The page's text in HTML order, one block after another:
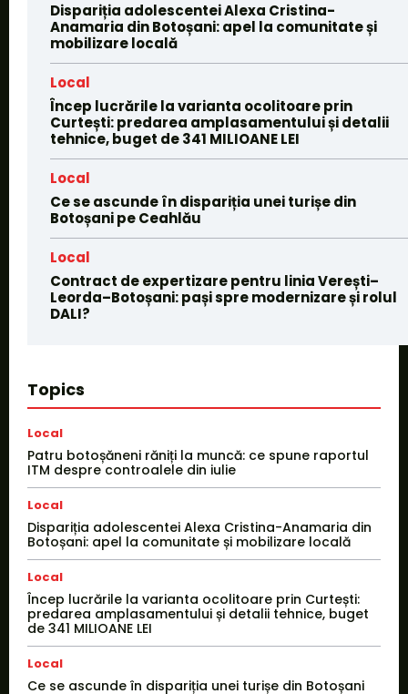
Dispariția adolescentei Alexa Cristina-
Anamaria din Botoșani: apel la comunitate și
mobilizare locală
Local
Încep lucrările la varianta ocolitoare prin
Curtești: predarea amplasamentului și detalii
tehnice, buget de 341 MILIOANE LEI
Local
Ce se ascunde în dispariția unei turișe din
Botoșani pe Ceahlău
Local
Contract de expertizare pentru linia Verești–
Leorda–Botoșani: pași spre modernizare și rolul
DALI?
Topics
Local
Patru botoșăneni răniți la muncă: ce spune raportul
ITM despre controalele din iulie
Local
Dispariția adolescentei Alexa Cristina-Anamaria din
Botoșani: apel la comunitate și mobilizare locală
Local
Încep lucrările la varianta ocolitoare prin Curtești:
predarea amplasamentului și detalii tehnice, buget
de 341 MILIOANE LEI
Local
Ce se ascunde în dispariția unei turișe din Botoșani